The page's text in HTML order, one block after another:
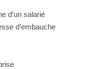
d’un salarié
d’embauche